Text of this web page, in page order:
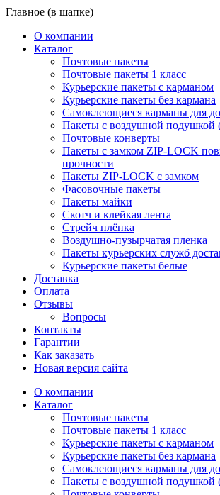
Главное (в шапке)
О компании
Каталог
Почтовые пакеты
Почтовые пакеты 1 класс
Курьерские пакеты с карманом
Курьерские пакеты без кармана
Самоклеющиеся карманы для
Пакеты с воздушной подушкой
Почтовые конверты
Пакеты с замком ZIP-LOCK
прочности
Пакеты ZIP-LOCK с замком
Фасовочные пакеты
Пакеты майки
Скотч и клейкая лента
Стрейч плёнка
Воздушно-пузырчатая пленка
Пакеты курьерских служб
Курьерские пакеты белые
Доставка
Оплата
Отзывы
Вопросы
Контакты
Гарантии
Как заказать
Новая версия сайта
О компании
Каталог
Почтовые пакеты
Почтовые пакеты 1 класс
Курьерские пакеты с карманом
Курьерские пакеты без кармана
Самоклеющиеся карманы для
Пакеты с воздушной подушкой